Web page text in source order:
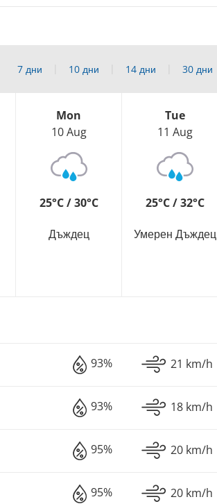
7 дни 10 дни 14 дни 30 дни
Mon
10 Aug
25°C / 30°C
Дъждец
Tue
11 Aug
25°C / 32°C
Умерен Дъждец
93% 21 km/h
93% 18 km/h
95% 20 km/h
95% 20 km/h